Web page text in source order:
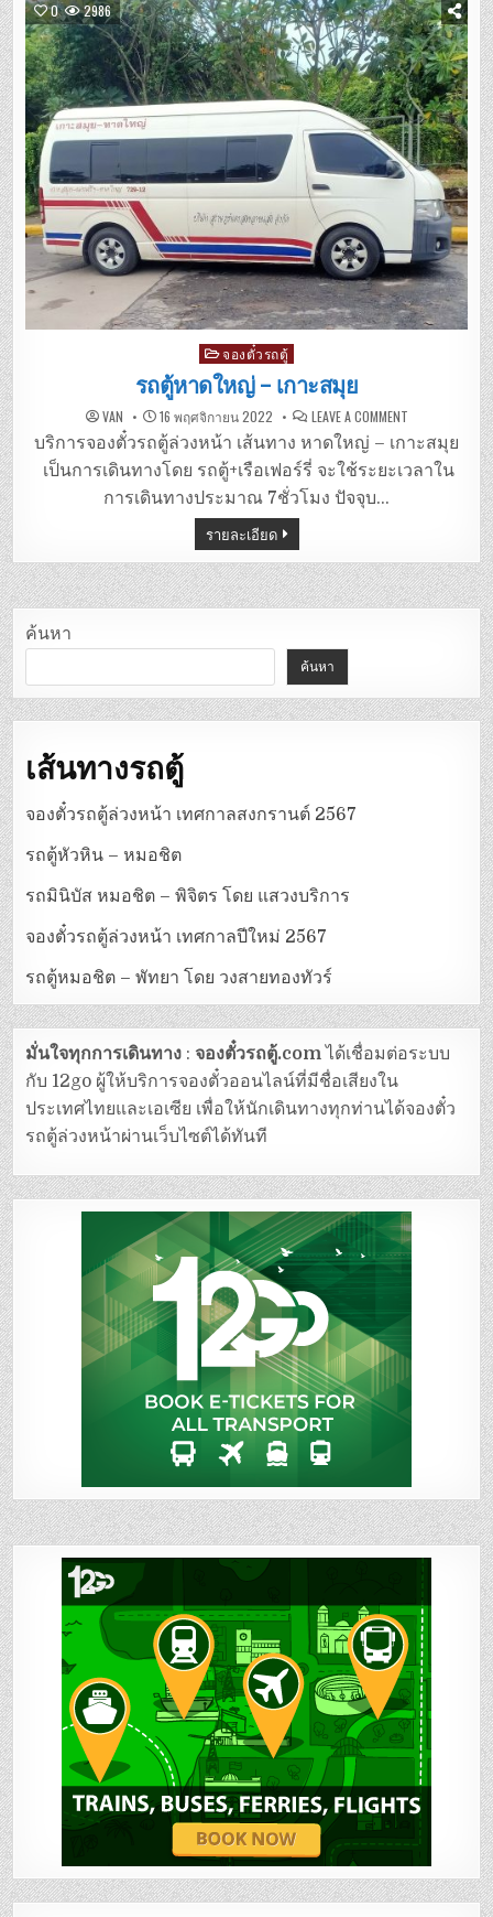
0 2986
Posted
in
จองตั๋วรถตู้
รถตู้หาดใหญ่ – เกาะสมุย
VAN 16 พฤศจิกายน 2022 LEAVE A COMMENTON
ตู้
หาดใหญ่
–
เกาะสมุย
บริการจองตั๋วรถตู้ล่วงหน้า เส้นทาง หาดใหญ่ – เกาะสมุย
เป็นการเดินทางโดย รถตู้+เรือเฟอร์รี่ จะใช้ระยะเวลาใน
การเดินทางประมาณ 7ชั่วโมง ปัจจุบ…
รายละเอียด
ค้นหา
ค้นหา
เส้นทางรถตู้
จองตั๋วรถตู้ล่วงหน้า เทศกาลสงกรานต์ 2567
รถตู้หัวหิน – หมอชิต
รถมินิบัส หมอชิต – พิจิตร โดย แสวงบริการ
จองตั๋วรถตู้ล่วงหน้า เทศกาลปีใหม่ 2567
รถตู้หมอชิต – พัทยา โดย วงสายทองทัวร์
มั่นใจทุกการเดินทาง :จองตั๋วรถตู้.comได้เชื่อมต่อระบบ
กับ 12go ผู้ให้บริการจองตั๋วออนไลน์ที่มีชื่อเสียงใน
ประเทศไทยและเอเซีย เพื่อให้นักเดินทางทุกท่านได้จองตั๋ว
รถตู้ล่วงหน้าผ่านเว็บไซต์ได้ทันที